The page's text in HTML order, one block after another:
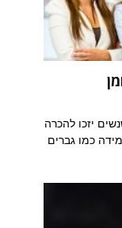
יזכו להכרה
כמו גברים